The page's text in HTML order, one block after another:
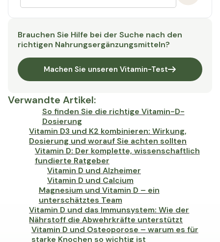
Brauchen Sie Hilfe bei der Suche nach den
richtigen Nahrungsergänzungsmitteln?
Machen Sie unseren Vitamin-Test
Verwandte Artikel:
So finden Sie die richtige Vitamin-D-
Dosierung
Vitamin D3 und K2 kombinieren: Wirkung,
Dosierung und worauf Sie achten sollten
Vitamin D: Der komplette, wissenschaftlich
fundierte Ratgeber
Vitamin D und Alzheimer
Vitamin D und Calcium
Magnesium und Vitamin D – ein
unterschätztes Team
Vitamin D und das Immunsystem: Wie der
Nährstoff die Abwehrkräfte unterstützt
Vitamin D und Osteoporose – warum es für
starke Knochen so wichtig ist